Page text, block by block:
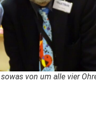
von um alle vier